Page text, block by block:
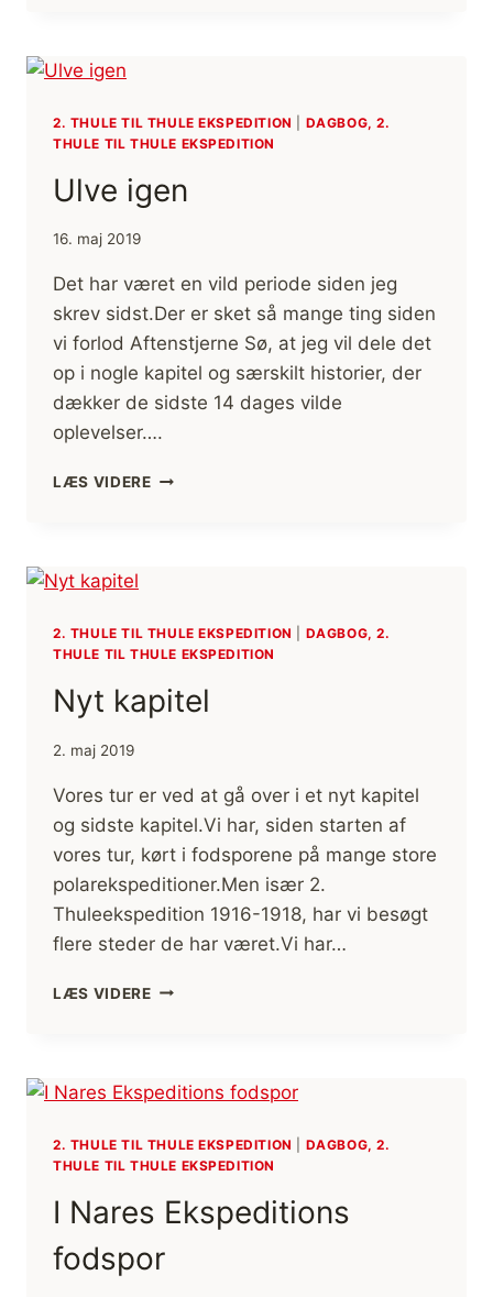
2. THULE TIL THULE EKSPEDITION
DAGBOG, 2.
THULE TIL THULE EKSPEDITION
Ulve igen
16. maj 2019
Det har været en vild periode siden jeg
skrev sidst.Der er sket så mange ting siden
vi forlod Aftenstjerne Sø, at jeg vil dele det
op i nogle kapitel og særskilt historier, der
dækker de sidste 14 dages vilde
oplevelser….
LÆS VIDEREULVE
2. THULE TIL THULE EKSPEDITION
DAGBOG, 2.
THULE TIL THULE EKSPEDITION
Nyt kapitel
2. maj 2019
Vores tur er ved at gå over i et nyt kapitel
og sidste kapitel.Vi har, siden starten af
vores tur, kørt i fodsporene på mange store
polarekspeditioner.Men især 2.
Thuleekspedition 1916-1918, har vi besøgt
flere steder de har været.Vi har…
LÆS VIDERENYT
2. THULE TIL THULE EKSPEDITION
DAGBOG, 2.
THULE TIL THULE EKSPEDITION
I Nares Ekspeditions
fodspor